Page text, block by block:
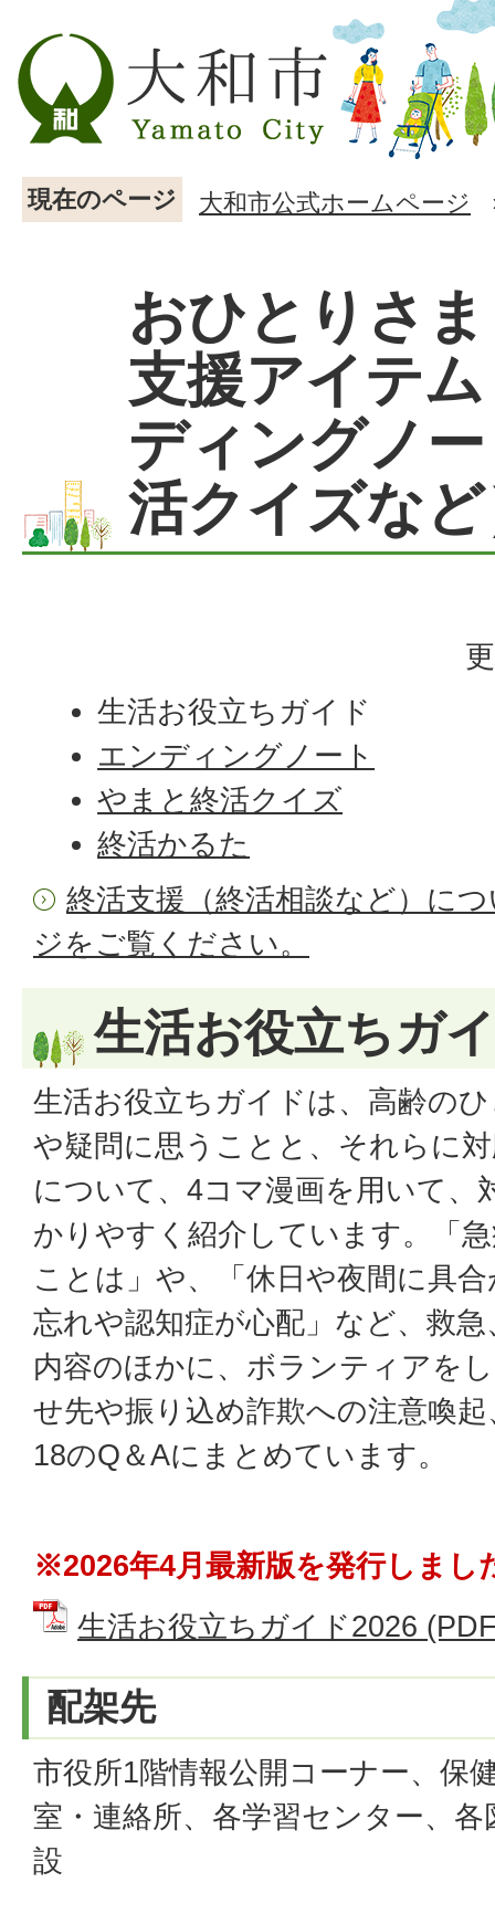
現在のページ 大和市公式ホームページ
おひとりさ
支援アイテ
ディングノ
活クイズな
生活お役立ちガイド
エンディングノート
やまと終活クイズ
終活かるた
終活支援（終活相談など）に
ジをご覧ください。
生活お役立ちガ
生活お役立ちガイドは、高齢の
や疑問に思うことと、それらに
について、4コマ漫画を用いて、
かりやすく紹介しています。「
ことは」や、「休日や夜間に具
忘れや認知症が心配」など、救
内容のほかに、ボランティアを
せ先や振り込め詐欺への注意喚
18のQ＆Aにまとめています。
※2026年4月最新版を発行しまし
生活お役立ちガイド2026
配架先
市役所1階情報公開コーナー、保
室・連絡所、各学習センター、
設